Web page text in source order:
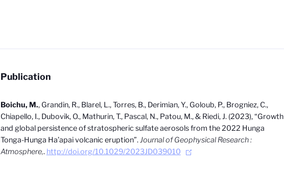
Publication
Boichu, M., Grandin, R., Blarel, L., Torres, B., Derimian, Y., Goloub, P., Brogniez, C.,
Chiapello, I., Dubovik, O., Mathurin, T., Pascal, N., Patou, M., & Riedi, J. (2023),“Growth
and global persistence of stratospheric sulfate aerosols from the 2022 Hunga
Tonga-Hunga Ha’apai volcanic eruption”.Journal of Geophysical Research :
Atmosphere,. http://doi.org/10.1029/2023JD039010